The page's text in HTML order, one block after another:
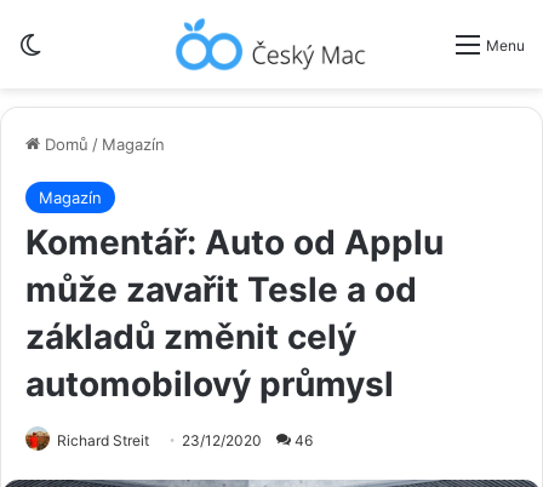
Menu
Domů / Magazín
Magazín
Komentář: Auto od Applu
může zavařit Tesle a od
základů změnit celý
automobilový průmysl
Richard Streit 23/12/2020 46